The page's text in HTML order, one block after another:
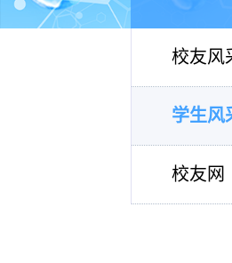
校友风
学生风
校友网